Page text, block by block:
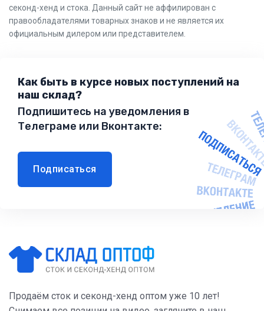
секонд-хенд и стока. Данный сайт не аффилирован с
правообладателями товарных знаков и не является их
официальным дилером или представителем.
Как быть в курсе новых поступлений на
наш склад?
Подпишитесь на уведомления в
Телеграме или Вконтакте:
Подписаться
Продаём сток и секонд-хенд оптом уже 10 лет!